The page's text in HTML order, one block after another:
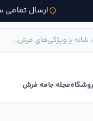
ارسال
مجله جامه فرش